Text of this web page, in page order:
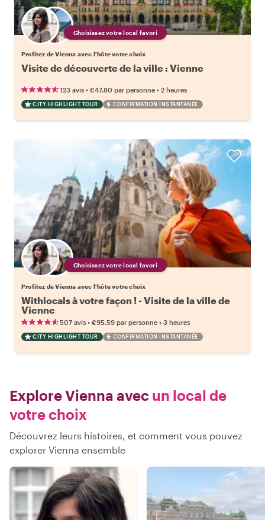
Choisissez votre local favori
Profitez de Vienna avec l'hôte votre choix
Visite de découverte de la ville : Vienne
123 avis • €47.80 par personne • 2 heures
CITY HIGHLIGHT TOUR CONFIRMATION INSTANTANÉE
Choisissez votre local favori
Profitez de Vienna avec l'hôte votre choix
Withlocals à votre façon ! - Visite de la ville de
Vienne
507 avis • €95.59 par personne • 3 heures
CITY HIGHLIGHT TOUR CONFIRMATION INSTANTANÉE
Explore Vienna avec un local de
votre choix
Découvrez leurs histoires, et comment vous pouvez
explorer Vienna ensemble